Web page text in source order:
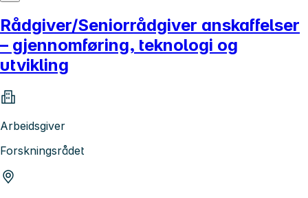
Rådgiver/Seniorrådgiver anskaffelser
– gjennomføring, teknologi og
utvikling
Arbeidsgiver
Forskningsrådet